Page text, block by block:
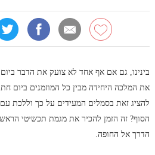
בינינו, גם אם אף אחד לא צועק את הדבר
את המלכה היחידה מבין כל המוזמנים ביום
להציג זאת בסמלים המעידים על כך וללכת
הסוף? זה הזמן להכיר את מגמת תכשיטי
הדרך אל החופה.